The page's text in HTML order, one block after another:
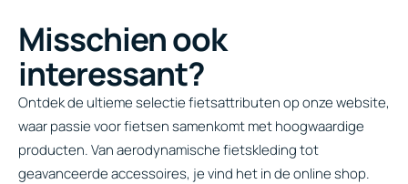
Misschien ook
interessant?
Ontdek de ultieme selectie fietsattributen op onze website,
waar passie voor fietsen samenkomt met hoogwaardige
producten. Van aerodynamische fietskleding tot
geavanceerde accessoires, je vind het in de online shop.